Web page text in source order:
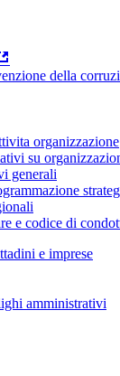
della
organizzazione
su
generali
e codice di
e imprese
amministrativi